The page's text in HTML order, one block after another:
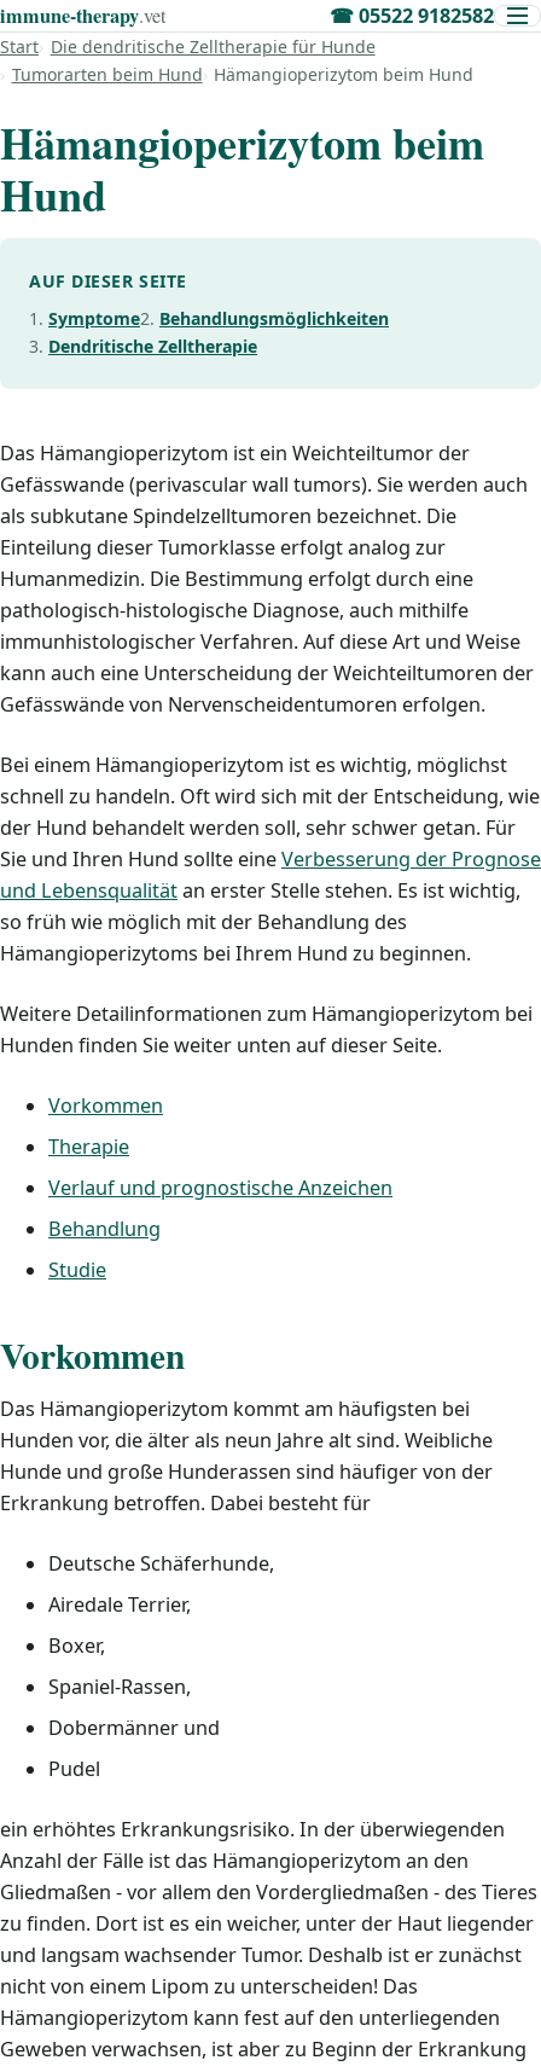
immune‑therapy.vet ☎05522 9182582
Start Die dendritische Zelltherapie für Hunde
Tumorarten beim Hund Hämangioperizytom beim Hund
Hämangioperizytom beim
Hund
AUF DIESER SEITE
Symptome
Behandlungsmöglichkeiten
Dendritische Zelltherapie
Das Hämangioperizytom ist ein Weichteiltumor der
Gefässwande (perivascular wall tumors). Sie werden auch
als subkutane Spindelzelltumoren bezeichnet. Die
Einteilung dieser Tumorklasse erfolgt analog zur
Humanmedizin. Die Bestimmung erfolgt durch eine
pathologisch-histologische Diagnose, auch mithilfe
immunhistologischer Verfahren. Auf diese Art und Weise
kann auch eine Unterscheidung der Weichteiltumoren der
Gefässwände von Nervenscheidentumoren erfolgen.
Bei einem Hämangioperizytom ist es wichtig, möglichst
schnell zu handeln. Oft wird sich mit der Entscheidung, wie
der Hund behandelt werden soll, sehr schwer getan. Für
Sie und Ihren Hund sollte eineVerbesserung der Prognose
und Lebensqualitätan erster Stelle stehen. Es ist wichtig,
so früh wie möglich mit der Behandlung des
Hämangioperizytoms bei Ihrem Hund zu beginnen.
Weitere Detailinformationen zum Hämangioperizytom bei
Hunden finden Sie weiter unten auf dieser Seite.
Vorkommen
Therapie
Verlauf und prognostische Anzeichen
Behandlung
Studie
Vorkommen
Das Hämangioperizytom kommt am häufigsten bei
Hunden vor, die älter als neun Jahre alt sind. Weibliche
Hunde und große Hunderassen sind häufiger von der
Erkrankung betroffen. Dabei besteht für
Deutsche Schäferhunde,
Airedale Terrier,
Boxer,
Spaniel-Rassen,
Dobermänner und
Pudel
ein erhöhtes Erkrankungsrisiko. In der überwiegenden
Anzahl der Fälle ist das Hämangioperizytom an den
Gliedmaßen - vor allem den Vordergliedmaßen - des Tieres
zu finden. Dort ist es ein weicher, unter der Haut liegender
und langsam wachsender Tumor. Deshalb ist er zunächst
nicht von einem Lipom zu unterscheiden! Das
Hämangioperizytom kann fest auf den unterliegenden
Geweben verwachsen, ist aber zu Beginn der Erkrankung